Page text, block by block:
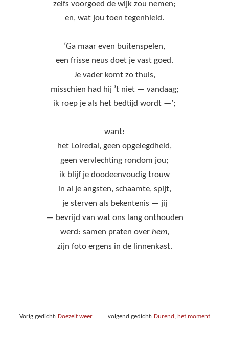
zelfs voorgoed de wijk zou nemen;
en, wat jou toen tegenhield.
‘Ga maar even buitenspelen,
een frisse neus doet je vast goed.
Je vader komt zo thuis,
misschien had hij ’t niet — vandaag;
ik roep je als het bedtijd wordt —’;
want:
het Loiredal, geen opgelegdheid,
geen vervlechting rondom jou;
ik blijf je doodeenvoudig trouw
in al je angsten, schaamte, spijt,
je sterven als bekentenis — jij
— bevrijd van wat ons lang onthouden
werd: samen praten over hem,
zijn foto ergens in de linnenkast.
Vorig gedicht: Doezelt weervolgend gedicht: Durend, het moment